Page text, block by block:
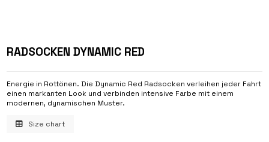
RADSOCKEN DYNAMIC RED
Energie in Rottönen. Die Dynamic Red Radsocken verleihen jeder Fahrt
einen markanten Look und verbinden intensive Farbe mit einem
modernen, dynamischen Muster.
Size chart